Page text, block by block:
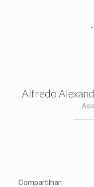
Alfredo
Compartilhar: